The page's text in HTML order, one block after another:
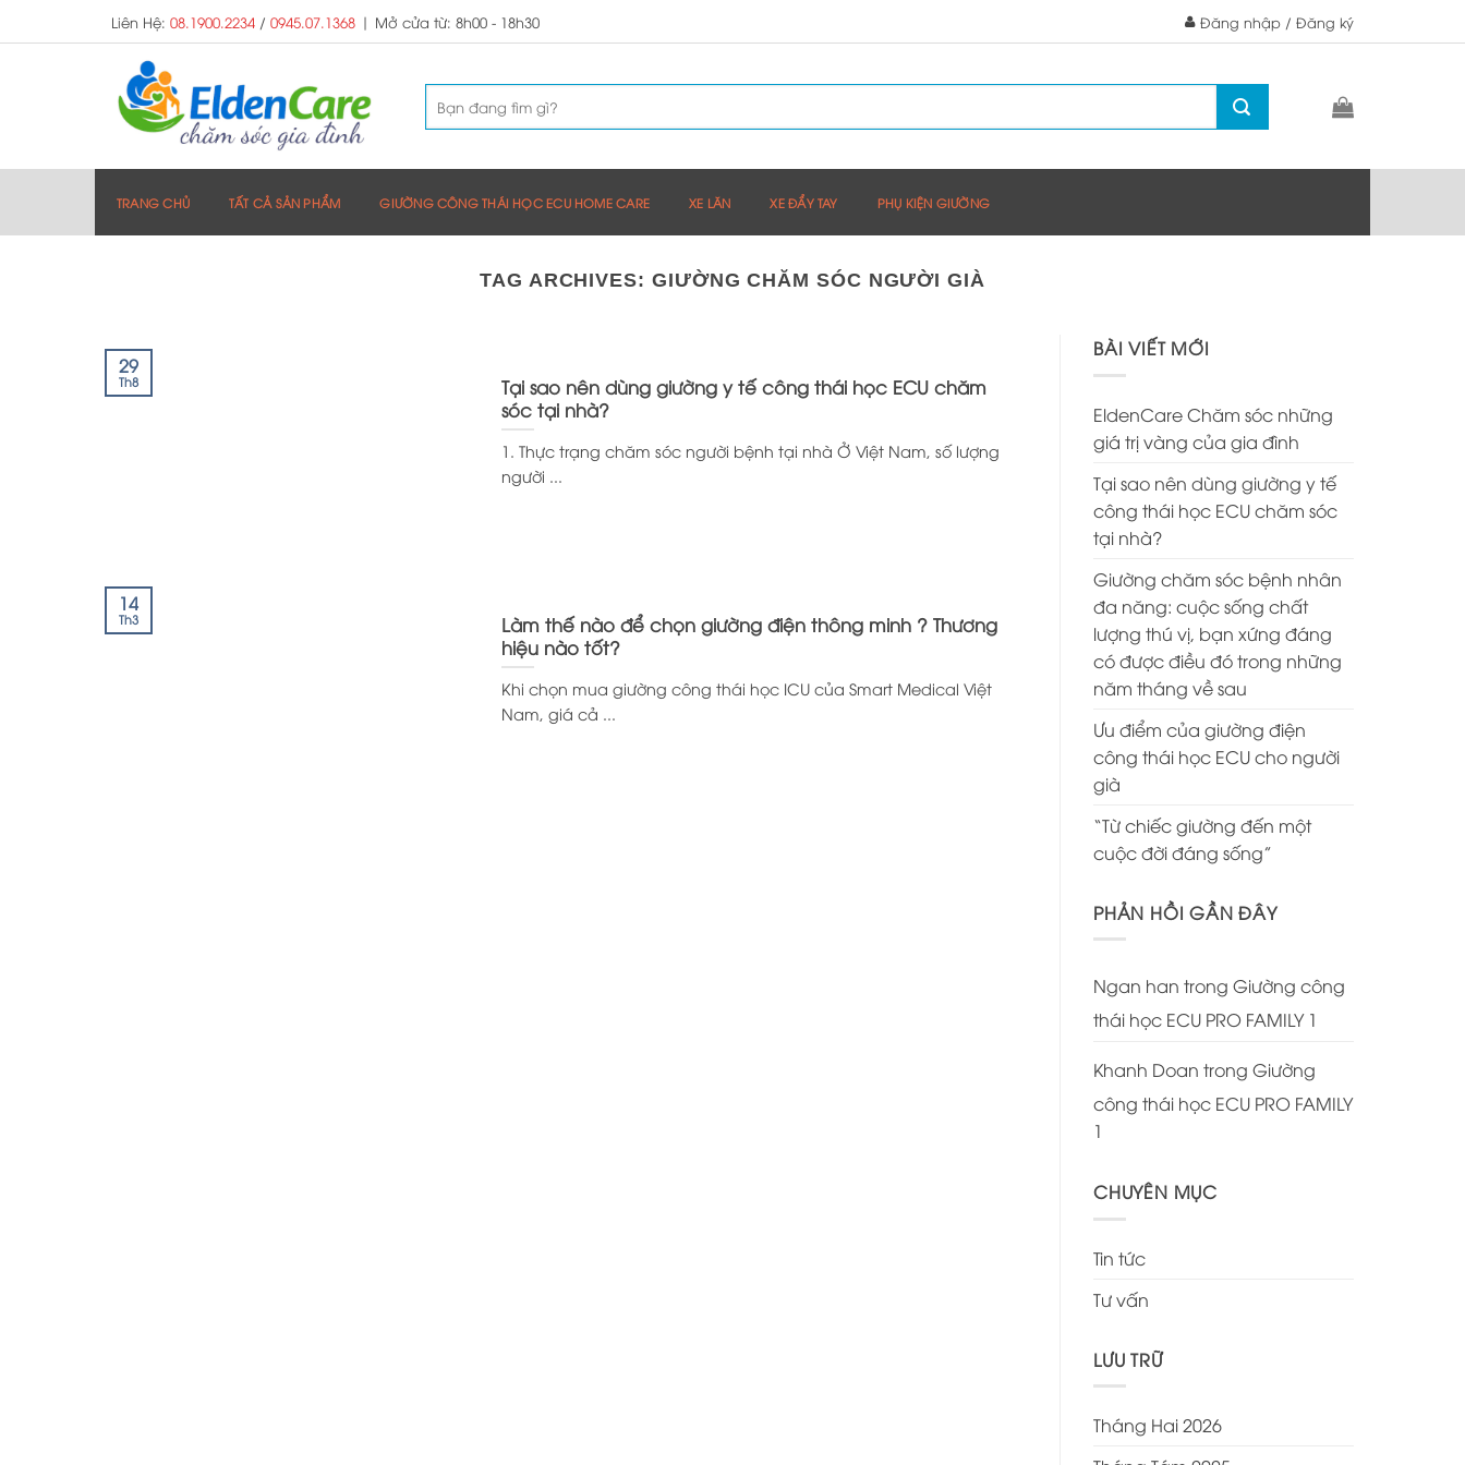
to
Liên Hệ: 08.1900.2234 / 0945.07.1368 | Mở cửa từ: 8h00 - 18h30 Đăng nhập / Đăng ký
TRANG CHỦ TẤT CẢ SẢN PHẨM GIƯỜNG CÔNG THÁI HỌC ECU HOME CARE XE LĂN XE ĐẨY TAY PHỤ KIỆN GIƯỜNG
TAG ARCHIVES: GIƯỜNG CHĂM SÓC NGƯỜI GIÀ
Tại sao nên dùng giường y tế công thái học ECU chăm
sóc tại nhà?
1. Thực trạng chăm sóc người bệnh tại nhà Ở Việt Nam, số lượng
người ...
29
Th8
Làm thế nào để chọn giường điện thông minh ? Thương
hiệu nào tốt?
Khi chọn mua giường công thái học ICU của Smart Medical Việt
Nam, giá cả ...
14
Th3
BÀI VIẾT MỚI
EldenCare Chăm sóc những
giá trị vàng của gia đình
Tại sao nên dùng giường y tế
công thái học ECU chăm sóc
tại nhà?
Giường chăm sóc bệnh nhân
đa năng: cuộc sống chất
lượng thú vị, bạn xứng đáng
có được điều đó trong những
năm tháng về sau
Ưu điểm của giường điện
công thái học ECU cho người
già
“Từ chiếc giường đến một
cuộc đời đáng sống”
PHẢN HỒI GẦN ĐÂY
Ngan han trong Giường công
thái học ECU PRO FAMILY 1
Khanh Doan trong Giường
công thái học ECU PRO FAMILY
1
CHUYÊN MỤC
Tin tức
Tư vấn
LƯU TRỮ
Tháng Hai 2026